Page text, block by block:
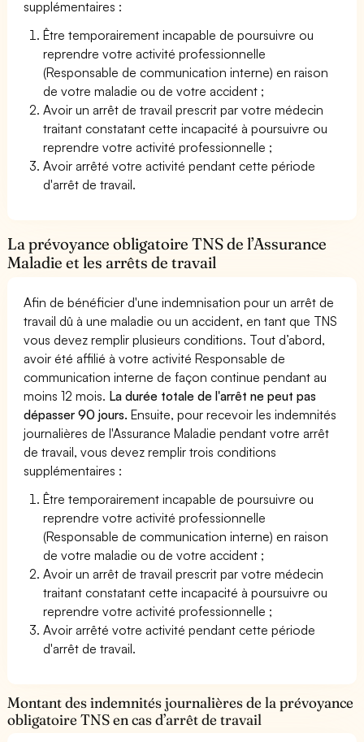
supplémentaires :
Être temporairement incapable de poursuivre ou
reprendre votre activité professionnelle
(Responsable de communication interne) en raison
de votre maladie ou de votre accident ;
Avoir un arrêt de travail prescrit par votre médecin
traitant constatant cette incapacité à poursuivre ou
reprendre votre activité professionnelle ;
Avoir arrêté votre activité pendant cette période
d'arrêt de travail.
La prévoyance obligatoire TNS de l’Assurance
Maladie et les arrêts de travail
Afin de bénéficier d'une indemnisation pour un arrêt de
travail dû à une maladie ou un accident, en tant que TNS
vous devez remplir plusieurs conditions. Tout d’abord,
avoir été affilié à votre activité Responsable de
communication interne de façon continue pendant au
moins 12 mois. La durée totale de l'arrêt ne peut pas
dépasser 90 jours. Ensuite, pour recevoir les indemnités
journalières de l'Assurance Maladie pendant votre arrêt
de travail, vous devez remplir trois conditions
supplémentaires :
Être temporairement incapable de poursuivre ou
reprendre votre activité professionnelle
(Responsable de communication interne) en raison
de votre maladie ou de votre accident ;
Avoir un arrêt de travail prescrit par votre médecin
traitant constatant cette incapacité à poursuivre ou
reprendre votre activité professionnelle ;
Avoir arrêté votre activité pendant cette période
d'arrêt de travail.
Montant des indemnités journalières de la prévoyance
obligatoire TNS en cas d’arrêt de travail